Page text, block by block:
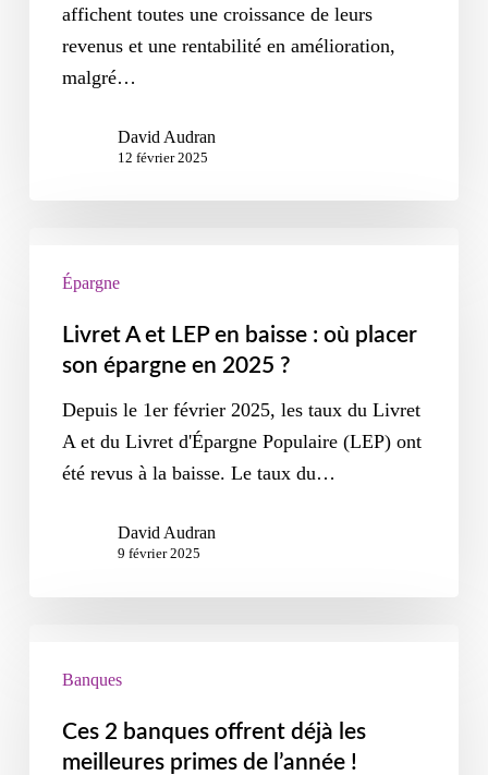
affichent toutes une croissance de leurs
revenus et une rentabilité en amélioration,
malgré…
David Audran
12 février 2025
Épargne
Livret A et LEP en baisse : où placer
son épargne en 2025 ?
Depuis le 1er février 2025, les taux du Livret
A et du Livret d'Épargne Populaire (LEP) ont
été revus à la baisse. Le taux du…
David Audran
9 février 2025
Banques
Ces 2 banques offrent déjà les
meilleures primes de l’année !